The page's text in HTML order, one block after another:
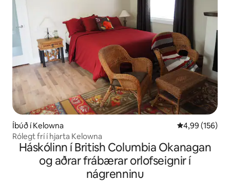
Íbúð í Kelowna 4,99 af 5 í
4,99 (156)
Rólegt frí í hjarta Kelowna
Háskólinn í British Columbia Okanagan
og aðrar frábærar orlofseignir í
nágrenninu